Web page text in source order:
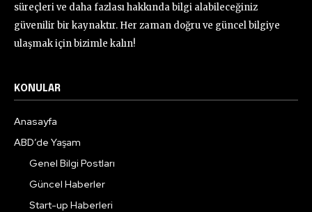
süreçleri ve daha fazlası hakkında bilgi alabileceğiniz
güvenilir bir kaynaktır. Her zaman doğru ve güncel bilgiye
ulaşmak için bizimle kalın!
KONULAR
Anasayfa
ABD’de Yaşam
Genel Bilgi Postları
Güncel Haberler
Start-up Haberleri